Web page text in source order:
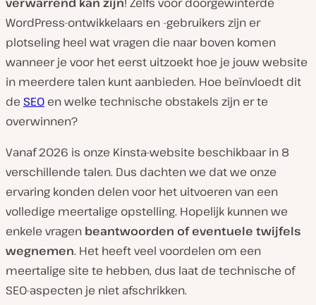
WordPress-ontwikkelaars en -gebruikers zijn er
plotseling heel wat vragen die naar boven komen
wanneer je voor het eerst uitzoekt hoe je jouw website
in meerdere talen kunt aanbieden. Hoe beïnvloedt dit
de SEO en welke technische obstakels zijn er te
overwinnen?
Vanaf 2026 is onze Kinsta-website beschikbaar in 8
verschillende talen. Dus dachten we dat we onze
ervaring konden delen voor het uitvoeren van een
volledige meertalige opstelling. Hopelijk kunnen we
enkele vragen beantwoorden of eventuele twijfels
wegnemen. Het heeft veel voordelen om een
meertalige site te hebben, dus laat de technische of
SEO-aspecten je niet afschrikken.